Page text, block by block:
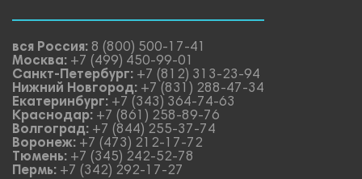
вся Россия: 8 (800) 500-17-41
Москва: +7 (499) 450-99-01
Санкт-Петербург: +7 (812) 313-23-94
Нижний Новгород: +7 (831) 288-47-34
Екатеринбург: +7 (343) 364-74-63
Краснодар: +7 (861) 258-89-76
Волгоград: +7 (844) 255-37-74
Воронеж: +7 (473) 212-17-72
Тюмень: +7 (345) 242-52-78
Пермь: +7 (342) 292-17-27